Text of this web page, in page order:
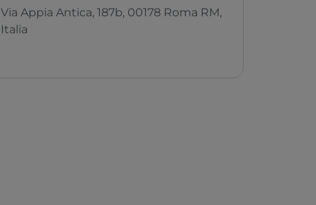
Via Appia Antica, 187b, 00178 Roma RM,
Italia